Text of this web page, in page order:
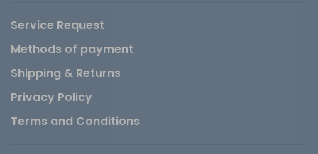
Service Request
Methods of payment
Shipping & Returns
Privacy Policy
Terms and Conditions